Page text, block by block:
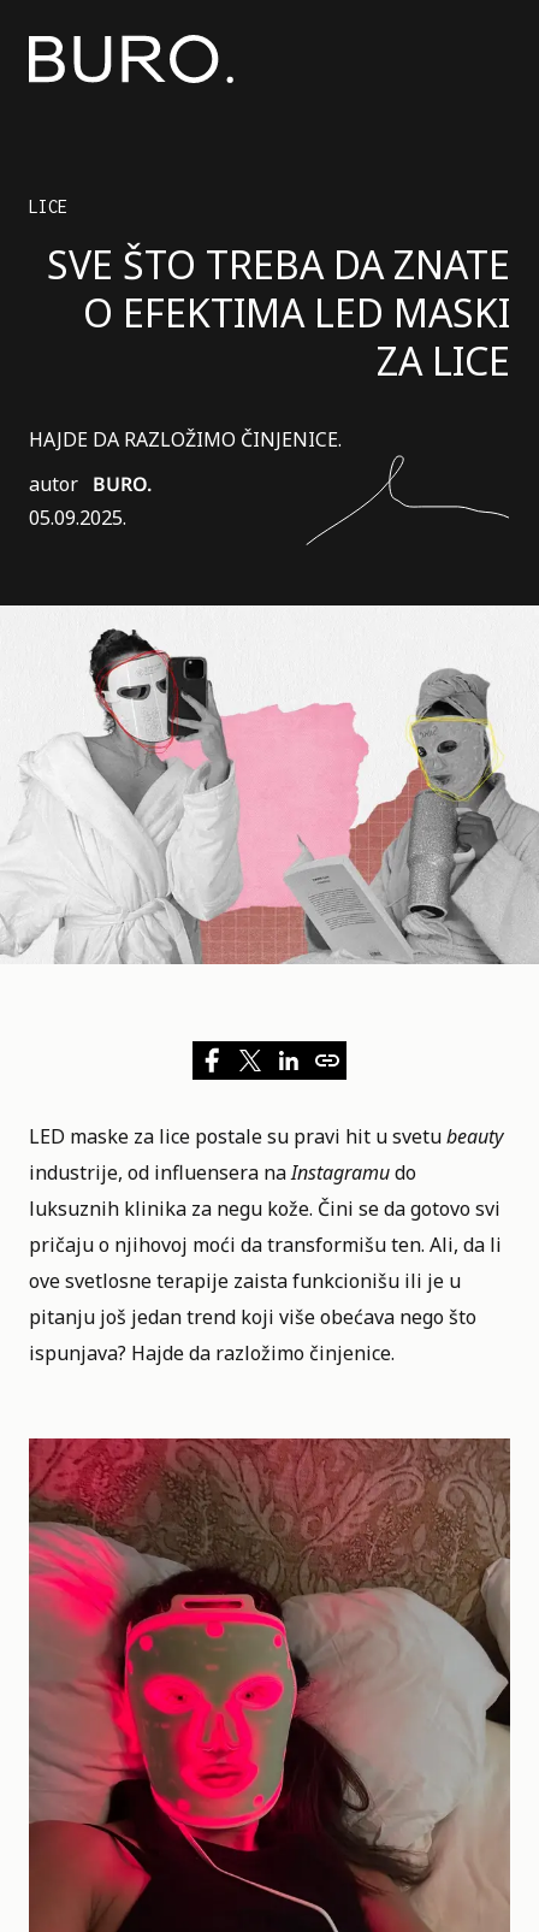
LICE
SVE ŠTO TREBA DA ZNATE
O EFEKTIMA LED MASKI
ZA LICE
HAJDE DA RAZLOŽIMO ČINJENICE.
autor BURO.
05.09.2025.
LED maske za lice postale su pravi hit u svetubeauty
industrije, od influensera naInstagramudo
luksuznih klinika za negu kože. Čini se da gotovo svi
pričaju o njihovoj moći da transformišu ten. Ali, da li
ove svetlosne terapije zaista funkcionišu ili je u
pitanju još jedan trend koji više obećava nego što
ispunjava? Hajde da razložimo činjenice.